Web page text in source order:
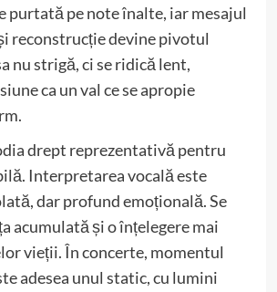
purtată pe note înalte, iar mesajul
reconstrucție devine pivotul
nu strigă, ci se ridică lent,
ca un val ce se apropie
drept reprezentativă pentru
Interpretarea vocală este
dar profund emoțională. Se
acumulată și o înțelegere mai
vieții. În concerte, momentul
adesea unul static, cu lumini